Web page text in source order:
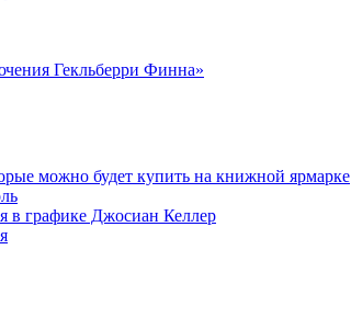
Гекльберри Финна»
можно будет купить на книжной ярмарке
в графике Джосиан Келлер